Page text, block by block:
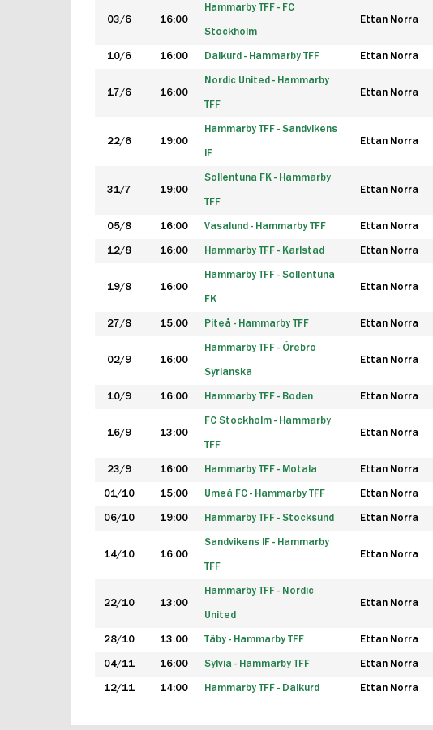
03/6 16:00
Hammarby TFF - FC
Stockholm
Ettan Norra
10/6 16:00 Dalkurd - Hammarby TFF Ettan Norra
17/6 16:00
Nordic United - Hammarby
TFF
Ettan Norra
22/6 19:00
Hammarby TFF - Sandvikens
IF
Ettan Norra
31/7 19:00
Sollentuna FK - Hammarby
TFF
Ettan Norra
05/8 16:00 Vasalund - Hammarby TFF Ettan Norra
12/8 16:00 Hammarby TFF - Karlstad Ettan Norra
19/8 16:00
Hammarby TFF - Sollentuna
FK
Ettan Norra
27/8 15:00 Piteå - Hammarby TFF Ettan Norra
02/9 16:00
Hammarby TFF - Örebro
Syrianska
Ettan Norra
10/9 16:00 Hammarby TFF - Boden Ettan Norra
16/9 13:00
FC Stockholm - Hammarby
TFF
Ettan Norra
23/9 16:00 Hammarby TFF - Motala Ettan Norra
01/10 15:00 Umeå FC - Hammarby TFF Ettan Norra
06/10 19:00 Hammarby TFF - Stocksund Ettan Norra
14/10 16:00
Sandvikens IF - Hammarby
TFF
Ettan Norra
22/10 13:00
Hammarby TFF - Nordic
United
Ettan Norra
28/10 13:00 Täby - Hammarby TFF Ettan Norra
04/11 16:00 Sylvia - Hammarby TFF Ettan Norra
12/11 14:00 Hammarby TFF - Dalkurd Ettan Norra